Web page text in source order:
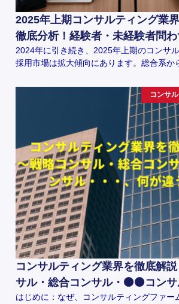
2025年上期コンサルティング業
徹底分析！経験者・未経験者問
2024年に引き続き、2025年上期のコンサ
採用市場は拡大傾向にあります。総合系
コンサ
コンサルティング業界を徹底解
サル・総合コンサル・⚫️⚫️コン
はじめに：なぜ、コンサルティングファー